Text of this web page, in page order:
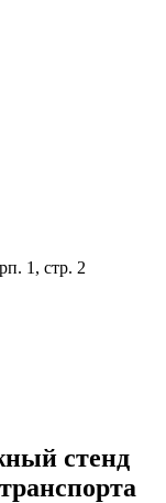
1, стр. 2
стенд